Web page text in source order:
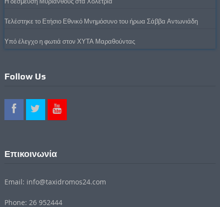
Τελέστηκε το Ετήσιο Εθνικό Μνημόσυνο του ήρωα Σάββα Αντωνιάδη
Υπό έλεγχο η φωτιά στον ΧΥΤΑ Μαραθούντας
Follow Us
Επικοινωνία
Email: info@taxidromos24.com
Phone: 26 952444